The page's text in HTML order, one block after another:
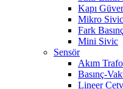
Kapı
Mikro Sivic
Fark
Mini Sivic
Sensör
Akım Trafo
Basınç-
Lineer